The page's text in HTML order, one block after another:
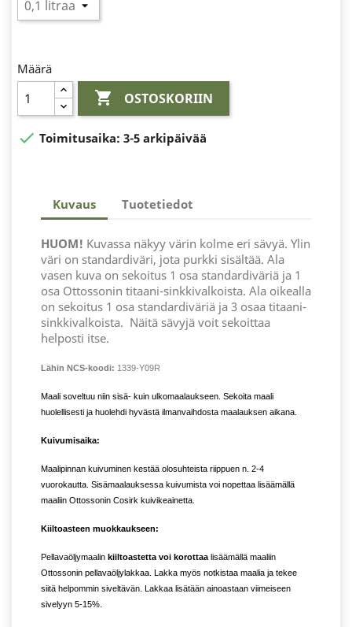
Määrä
 OSTOSKORIIN
 Toimitusaika: 3-5 arkipäivää
Kuvaus Tuotetiedot
HUOM! Kuvassa näkyy värin kolme eri sävyä. Ylin
väri on standardiväri, jota purkki sisältää. Ala
vasen kuva on sekoitus 1 osa standardiväriä ja 1
osa Ottossonin titaani-sinkkivalkoista. Ala oikealla
on sekoitus 1 osa standardiväriä ja 3 osaa titaani-
sinkkivalkoista. Näitä sävyjä voit sekoittaa
helposti itse.
Lähin NCS-koodi: 1339-Y09R
Maali soveltuu niin sisä- kuin ulkomaalaukseen. Sekoita maali
huolellisesti ja huolehdi hyvästä ilmanvaihdosta maalauksen aikana.
Kuivumisaika:
Maalipinnan kuivuminen kestää olosuhteista riippuen n. 2-4
vuorokautta. Sisämaalauksessa kuivumista voi nopettaa lisäämällä
maaliin Ottossonin Cosirk kuivikeainetta.
Kiiltoasteen muokkaukseen:
Pellavaöljymaalin kiiltoastetta voi korottaa lisäämällä maaliin
Ottossonin pellavaöljylakkaa. Lakka myös notkistaa maalia ja tekee
siitä helpommin siveltävän. Lakkaa lisätään ainoastaan viimeiseen
sivelyyn 5-15%.